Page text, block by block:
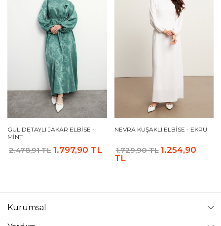
GÜL DETAYLI JAKAR ELBISE -
MINT
2.478,91 TL 1.797,90 TL
NEVRA KUŞAKLI ELBISE - EKRU
1.729,90 TL 1.254,90
TL
Kurumsal